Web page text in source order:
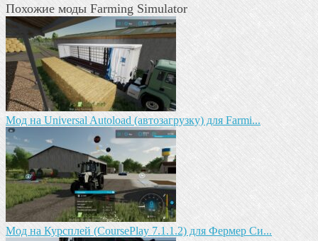
Похожие моды Farming Simulator
Мод на Universal Autoload (автозагрузку) для Farmi...
Мод на Курсплей (CoursePlay 7.1.1.2) для Фермер Си...